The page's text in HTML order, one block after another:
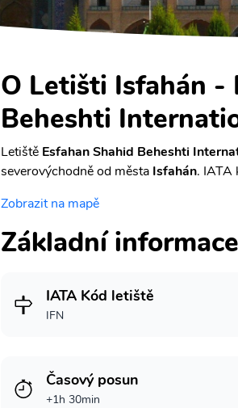
O Letišti Isfahán -
Beheshti
Letiště Esfahan Shahid Beheshti
severovýchodně od města Isfahán. IATA
Zobrazit na mapě
Základní informace
IATA Kód letiště
IFN
Časový posun
+1h 30min